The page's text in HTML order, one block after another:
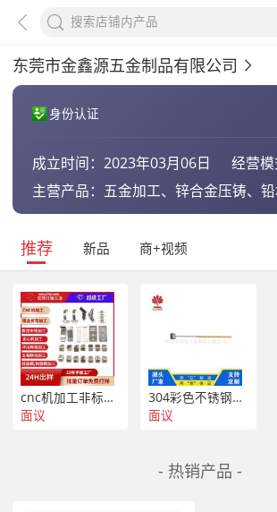
东莞市金鑫源五金制品有限公司
身份认证
成立时间：2023年03月06日 经营模
主营产品： 五金加工、锌合金压铸、
推荐 新品 商+视频
cnc机加工非标定制铝钣金折弯手板模型机械五金加工
面议
304彩色不锈钢钢丝绳压铸圆形锌合金
面议
- 热销产品 -